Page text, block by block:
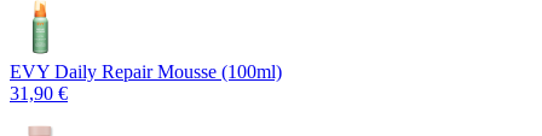
EVY Daily Repair Mousse (100ml)
31,90 €